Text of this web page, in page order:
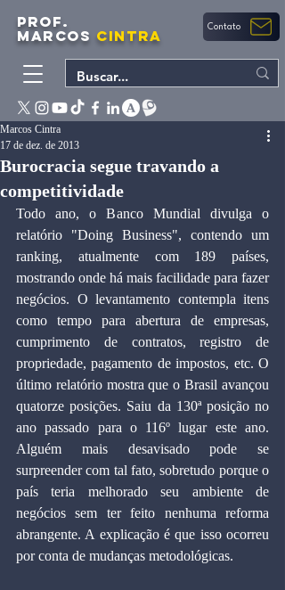
PROF.
MARCOS CINTRA Contato
Burocracia segue travando a
competitividade
Marcos Cintra
17 de dez. de 2013
Todo ano, o Banco Mundial divulga o
relatório "Doing Business", contendo um
ranking, atualmente com 189 países,
mostrando onde há mais facilidade para fazer
negócios. O levantamento contempla itens
como tempo para abertura de empresas,
cumprimento de contratos, registro de
propriedade, pagamento de impostos, etc. O
último relatório mostra que o Brasil avançou
quatorze posições. Saiu da 130ª posição no
ano passado para o 116º lugar este ano.
Alguém mais desavisado pode se
surpreender com tal fato, sobretudo porque o
país teria melhorado seu ambiente de
negócios sem ter feito nenhuma reforma
abrangente. A explicação é que isso ocorreu
por conta de mudanças metodológicas.